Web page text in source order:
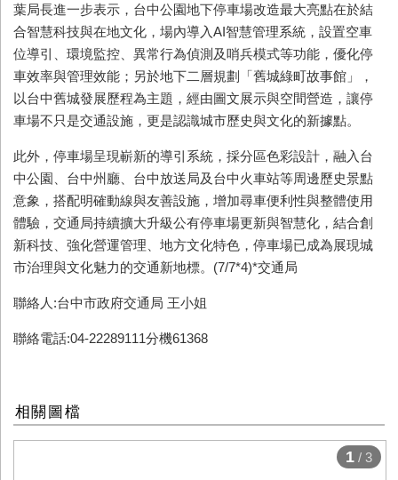
葉局長進一步表示，台中公園地下停車場改造最大亮點在於結
合智慧科技與在地文化，場內導入AI智慧管理系統，設置空車
位導引、環境監控、異常行為偵測及哨兵模式等功能，優化停
車效率與管理效能；另於地下二層規劃「舊城綠町故事館」，
以台中舊城發展歷程為主題，經由圖文展示與空間營造，讓停
車場不只是交通設施，更是認識城市歷史與文化的新據點。
此外，停車場呈現嶄新的導引系統，採分區色彩設計，融入台
中公園、台中州廳、台中放送局及台中火車站等周邊歷史景點
意象，搭配明確動線與友善設施，增加尋車便利性與整體使用
體驗，交通局持續擴大升級公有停車場更新與智慧化，結合創
新科技、強化營運管理、地方文化特色，停車場已成為展現城
市治理與文化魅力的交通新地標。(7/7*4)*交通局
聯絡人:台中市政府交通局 王小姐
聯絡電話:04-22289111分機61368
相關圖檔
1 / 3